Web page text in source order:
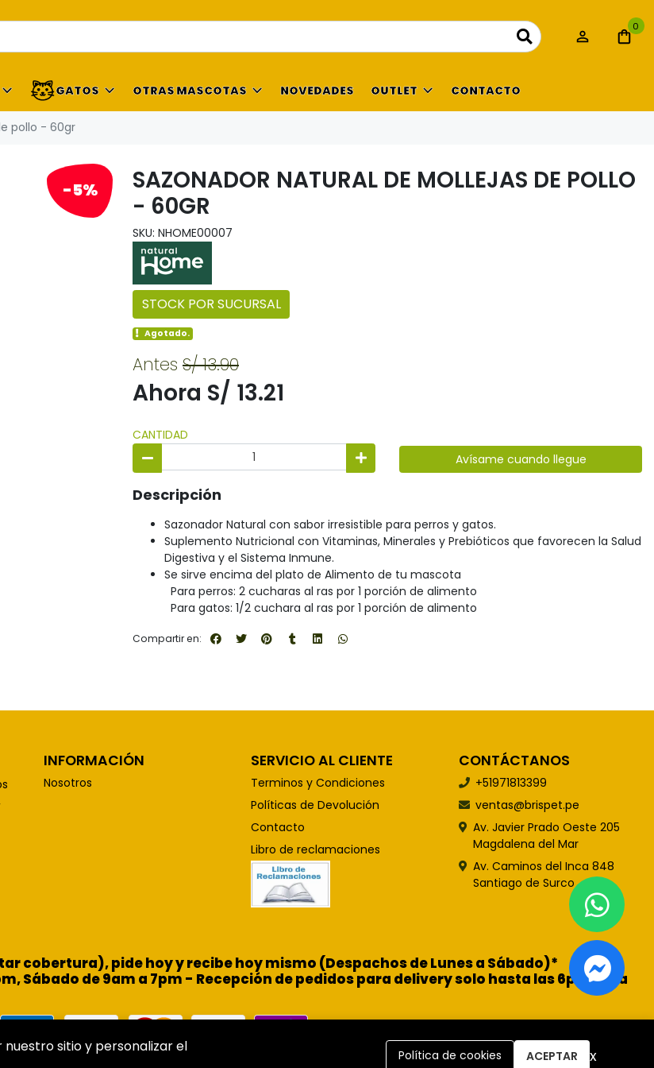
0
GATOS OTRAS MASCOTAS NOVEDADES OUTLET CONTACTO
pollo - 60gr
-5%
SAZONADOR NATURAL DE MOLLEJAS DE POLLO
- 60GR
SKU: NHOME00007
STOCK POR SUCURSAL
Agotado.
Antes S/ 13.90
Ahora S/ 13.21
CANTIDAD
Avísame cuando llegue
Descripción
Sazonador Natural con sabor irresistible para perros y gatos.
Suplemento Nutricional con Vitaminas, Minerales y Prebióticos que favorecen la Salud
Digestiva y el Sistema Inmune.
Se sirve encima del plato de Alimento de tu mascota
Para perros: 2 cucharas al ras por 1 porción de alimento
Para gatos: 1/2 cuchara al ras por 1 porción de alimento
Compartir en:
INFORMACIÓN
Nosotros
SERVICIO AL CLIENTE
Terminos y Condiciones
Políticas de Devolución
Contacto
Libro de reclamaciones
CONTÁCTANOS
+51971813399
ventas@brispet.pe
Av. Javier Prado Oeste 205
Magdalena del Mar
Av. Caminos del Inca 848
Santiago de Surco
cobertura), pide hoy y recibe hoy mismo (Despachos de Lunes a Sábado)*
Sábado de 9am a 7pm - Recepción de pedidos para delivery solo hasta las 6pm para
sitio y personalizar el
Política de cookies ACEPTAR x